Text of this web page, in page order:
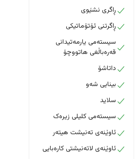
ڕاگری نشێوی
ڕاگرتنی ئۆتۆماتیکی
سیستەمی یارمەتیدانی
قەرەباڵغی هاتووچۆ
داتاشۆ
بینایی شەو
سلاید
سیستەمی کلیلی زیرەک
ئاوێنەی تەنیشت هیتەر
ئاوێنەی لاتەنیشتی کارەبایی